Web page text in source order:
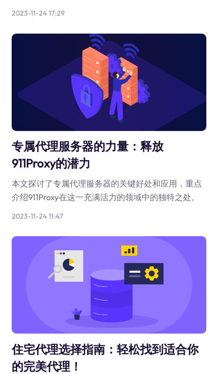
2023-11-24 17:29
专属代理服务器的力量：释放
911Proxy的潜力
本文探讨了专属代理服务器的关键好处和应用，重点
介绍911Proxy在这一充满活力的领域中的独特之处。
2023-11-24 11:47
住宅代理选择指南：轻松找到适合你
的完美代理！